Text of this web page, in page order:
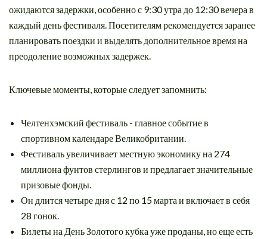
ожидаются задержки, особенно с 9:30 утра до 12:30 вечера в
каждый день фестиваля. Посетителям рекомендуется заранее
планировать поездки и выделять дополнительное время на
преодоление возможных задержек.
Ключевые моменты, которые следует запомнить:
Челтенхэмский фестиваль - главное событие в
спортивном календаре Великобритании.
Фестиваль увеличивает местную экономику на 274
миллиона фунтов стерлингов и предлагает значительные
призовые фонды.
Он длится четыре дня с 12 по 15 марта и включает в себя
28 гонок.
Билеты на День Золотого кубка уже проданы, но еще есть